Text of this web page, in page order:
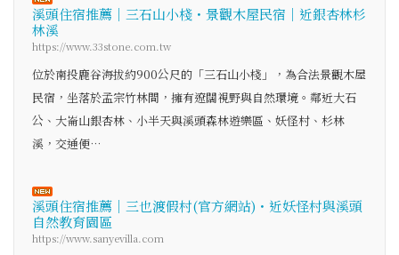
溪頭住宿推薦｜三石山小棧・景觀木屋民宿｜近銀杏林杉
林溪
https://www.33stone.com.tw
位於南投鹿谷海拔約900公尺的「三石山小棧」，為合法景觀木屋
民宿，坐落於孟宗竹林間，擁有遼闊視野與自然環境。鄰近大石
公、大崙山銀杏林、小半天與溪頭森林遊樂區、妖怪村、杉林
溪，交通便…
溪頭住宿推薦｜三也渡假村(官方網站)・近妖怪村與溪頭
自然教育園區
https://www.sanyevilla.com